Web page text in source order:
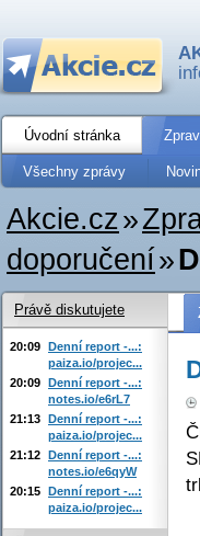
Úvodní stránka
Všechny zprávy
Akcie.cz»
doporučení»
Právě diskutujete
20:09 Denní report -...:
paiza.io/projec...
20:09 Denní report -...:
notes.io/e6rL7
21:13 Denní report -...:
paiza.io/projec...
21:12 Denní report -...:
notes.io/e6qyW
20:15 Denní report -...:
paiza.io/projec...